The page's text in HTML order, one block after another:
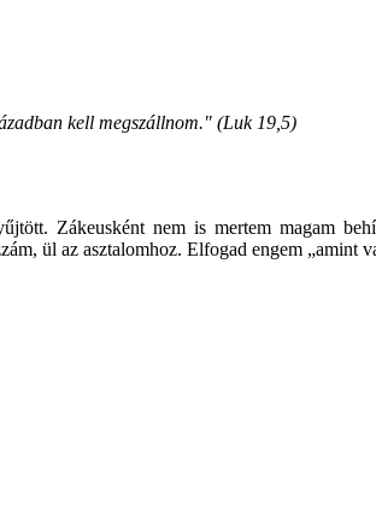
kell megszállnom." (Luk 19,5)
Zákeusként nem is mertem magam
ül az asztalomhoz. Elfogad engem „amint